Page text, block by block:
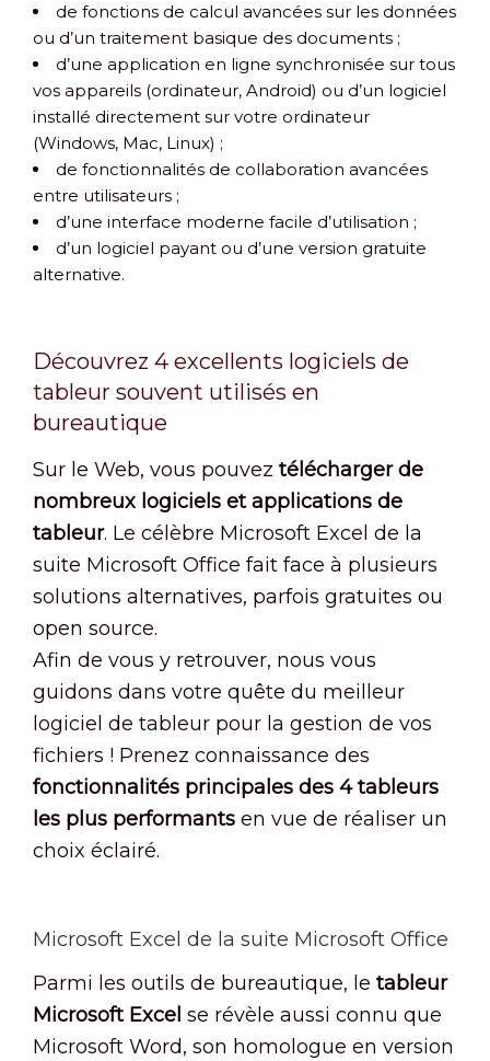
de fonctions de calcul avancées sur les données
ou d’un traitement basique des documents ;
d’une application en ligne synchronisée sur tous
vos appareils (ordinateur, Android) ou d’un logiciel
installé directement sur votre ordinateur
(Windows, Mac, Linux) ;
de fonctionnalités de collaboration avancées
entre utilisateurs ;
d’une interface moderne facile d’utilisation ;
d’un logiciel payant ou d’une version gratuite
alternative.
Découvrez 4 excellents logiciels de
tableur souvent utilisés en
bureautique
Sur le Web, vous pouvez télécharger de
nombreux logiciels et applications de
tableur. Le célèbre Microsoft Excel de la
suite Microsoft Office fait face à plusieurs
solutions alternatives, parfois gratuites ou
open source.
Afin de vous y retrouver, nous vous
guidons dans votre quête du meilleur
logiciel de tableur pour la gestion de vos
fichiers ! Prenez connaissance des
fonctionnalités principales des 4 tableurs
les plus performants en vue de réaliser un
choix éclairé.
Microsoft Excel de la suite Microsoft Office
Parmi les outils de bureautique, le tableur
Microsoft Excel se révèle aussi connu que
Microsoft Word, son homologue en version